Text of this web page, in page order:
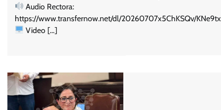
Audio Rectora:
https://www.transfernow.net/dl/20260707x5ChKSQv/
Video […]